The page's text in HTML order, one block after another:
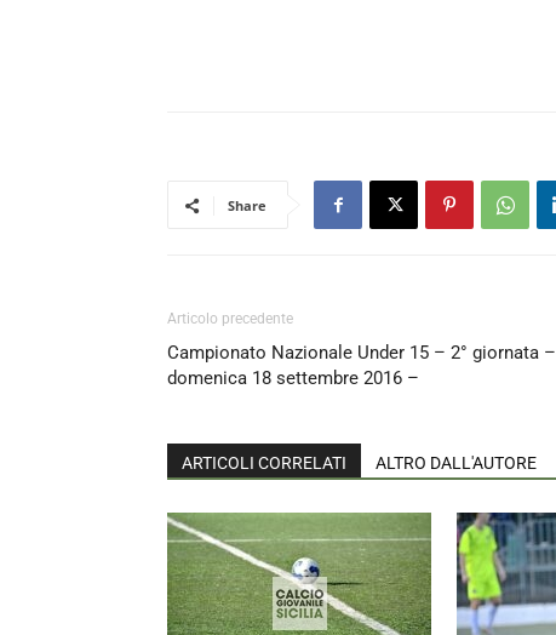
Share
Articolo precedente
Campionato Nazionale Under 15 – 2° giornata –
domenica 18 settembre 2016 –
ARTICOLI CORRELATI ALTRO DALL'AUTORE